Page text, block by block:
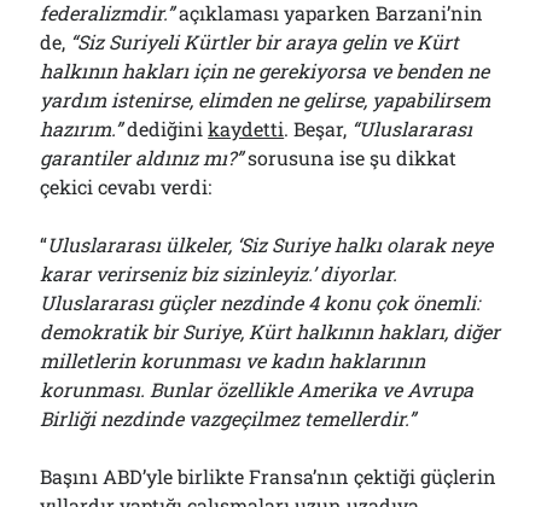
federalizmdir.”açıklaması yaparken Barzani’nin
de, “Siz Suriyeli Kürtler bir araya gelin ve Kürt
halkının hakları için ne gerekiyorsa ve benden ne
yardım istenirse, elimden ne gelirse, yapabilirsem
hazırım.”dediğinikaydetti. Beşar, “Uluslararası
garantiler aldınız mı?”sorusuna ise şu dikkat
çekici cevabı verdi:
“Uluslararası ülkeler, ‘Siz Suriye halkı olarak neye
karar verirseniz biz sizinleyiz.’ diyorlar.
Uluslararası güçler nezdinde 4 konu çok önemli:
demokratik bir Suriye, Kürt halkının hakları, diğer
milletlerin korunması ve kadın haklarının
korunması. Bunlar özellikle Amerika ve Avrupa
Birliği nezdinde vazgeçilmez temellerdir.”
Başını ABD’yle birlikte Fransa’nın çektiği güçlerin